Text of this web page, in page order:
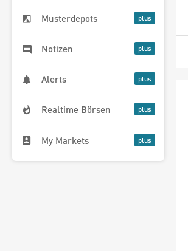
Musterdepots
Notizen
Alerts
Realtime Börsen
My Markets